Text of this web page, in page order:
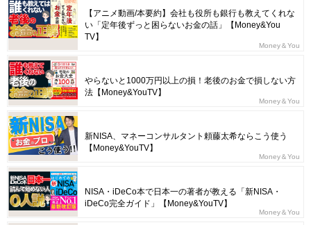
【アニメ動画/本要約】会社も役所も銀行も教えてくれな
い「定年後ずっと困らないお金の話」【Money&You
TV】
Money＆You
やらないと1000万円以上の損！老後のお金で損しない方
法【Money&YouTV】
Money＆You
新NISA、マネーコンサルタント頼藤太希ならこう使う
【Money&YouTV】
Money＆You
NISA・iDeCo本で日本一の著者が教える「新NISA・
iDeCo完全ガイド」【Money&YouTV】
Money＆You